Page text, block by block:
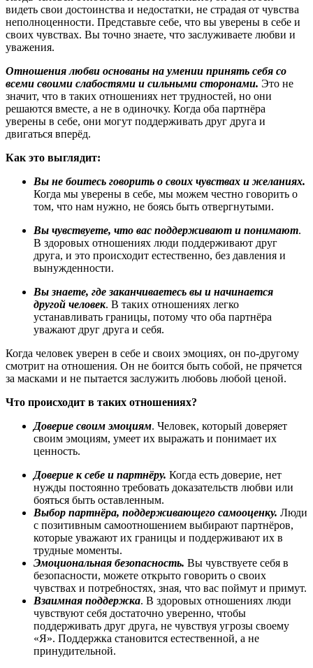
видеть свои достоинства и недостатки, не страдая от чувства
неполноценности. Представьте себе, что вы уверены в себе и
своих чувствах. Вы точно знаете, что заслуживаете любви и
уважения.
Отношения любви основаны на умении принять себя со
всеми своими слабостями и сильными сторонами. Это не
значит, что в таких отношениях нет трудностей, но они
решаются вместе, а не в одиночку. Когда оба партнёра
уверены в себе, они могут поддерживать друг друга и
двигаться вперёд.
Как это выглядит:
Вы не боитесь говорить о своих чувствах и желаниях.
Когда мы уверены в себе, мы можем честно говорить о
том, что нам нужно, не боясь быть отвергнутыми.
Вы чувствуете, что вас поддерживают и понимают.
В здоровых отношениях люди поддерживают друг
друга, и это происходит естественно, без давления и
вынужденности.
Вы знаете, где заканчиваетесь вы и начинается
другой человек. В таких отношениях легко
устанавливать границы, потому что оба партнёра
уважают друг друга и себя.
Когда человек уверен в себе и своих эмоциях, он по-другому
смотрит на отношения. Он не боится быть собой, не прячется
за масками и не пытается заслужить любовь любой ценой.
Что происходит в таких отношениях?
Доверие своим эмоциям. Человек, который доверяет
своим эмоциям, умеет их выражать и понимает их
ценность.
Доверие к себе и партнёру. Когда есть доверие, нет
нужды постоянно требовать доказательств любви или
бояться быть оставленным.
Выбор партнёра, поддерживающего самооценку. Люди
с позитивным самоотношением выбирают партнёров,
которые уважают их границы и поддерживают их в
трудные моменты.
Эмоциональная безопасность. Вы чувствуете себя в
безопасности, можете открыто говорить о своих
чувствах и потребностях, зная, что вас поймут и примут.
Взаимная поддержка. В здоровых отношениях люди
чувствуют себя достаточно уверенно, чтобы
поддерживать друг друга, не чувствуя угрозы своему
«Я». Поддержка становится естественной, а не
принудительной.